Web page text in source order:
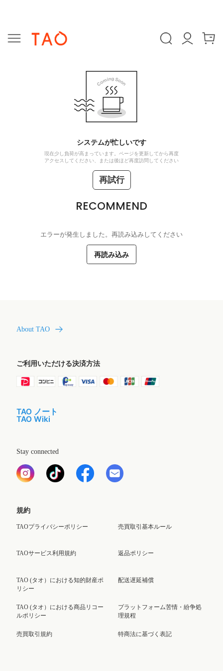
システムが忙しいです
現在少し負荷が高まっています。ページを更新してから再度
アクセスしてください、または後ほど再度訪問してください
再試行
RECOMMEND
エラーが発生しました。再読み込みしてください
再読み込み
About TAO
ご利用いただける決済方法
TAO ノート
TAO Wiki
Stay connected
規約
TAOプライバシーポリシー
TAOサービス利用規約
TAO (タオ）における知的財産ポ
リシー
TAO (タオ）における商品リコー
ルポリシー
売買取引規約
売買取引基本ルール
返品ポリシー
配送遅延補償
プラットフォーム苦情・紛争処
理規程
特商法に基づく表記